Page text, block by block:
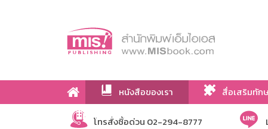
หนังสือของเรา สื่อเสริมทัก
เกี่ยวกับเรา
โทรสั่งซื้อด่วน 02-294-8777